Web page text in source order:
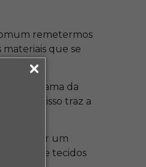
remetermos
materiais que se
da trama da
e isso traz a
esperar um
de tecidos